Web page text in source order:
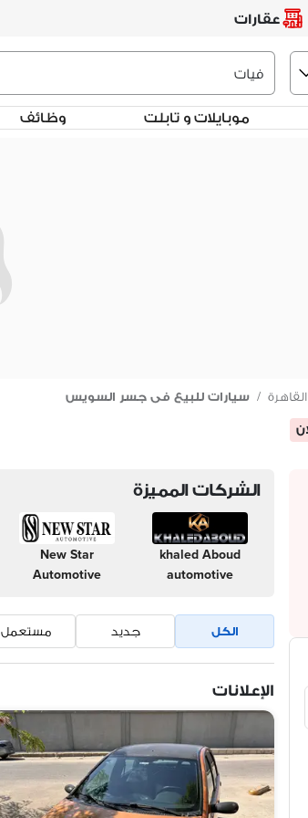
عقارات
موبايلات و تابلت وظائف
القاهرة / سيارات للبيع فى جسر السويس
الشركات المميزة
khaled Aboud
automotive
New Star
Automotive
الكل جديد مستعمل
الإعلانات